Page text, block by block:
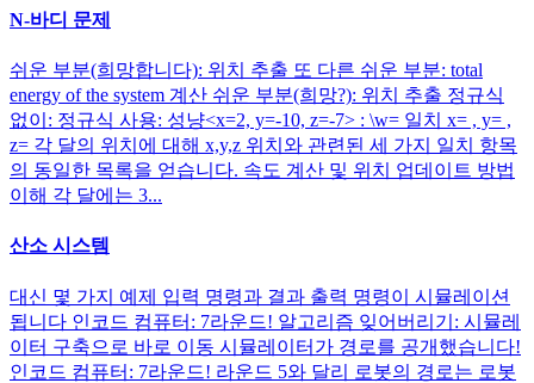
N-바디 문제
쉬운 부분(희망합니다): 위치 추출 또 다른 쉬운 부분: total
energy of the system 계산 쉬운 부분(희망?): 위치 추출 정규식
없이: 정규식 사용: 성냥<x=2, y=-10, z=-7> : \w= 일치 x= , y= ,
z= 각 달의 위치에 대해 x,y,z 위치와 관련된 세 가지 일치 항목
의 동일한 목록을 얻습니다. 속도 계산 및 위치 업데이트 방법
이해 각 달에는 3...
산소 시스템
대신 몇 가지 예제 입력 명령과 결과 출력 명령이 시뮬레이션
됩니다 인코드 컴퓨터: 7라운드! 알고리즘 잊어버리기: 시뮬레
이터 구축으로 바로 이동 시뮬레이터가 경로를 공개했습니다!
인코드 컴퓨터: 7라운드! 라운드 5와 달리 로봇의 경로는 로봇